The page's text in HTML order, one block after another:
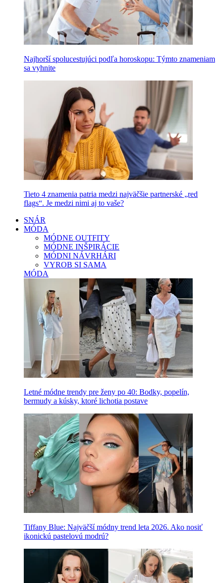
Najhorší spolucestujúci podľa horoskopu: Týmto znameniam
sa vyhnite
Tieto 4 znamenia patria medzi najväčšie partnerské „red
flags“. Je medzi nimi aj to vaše?
SNÁR
MÓDA
MÓDNE OUTFITY
MÓDNE INŠPIRÁCIE
MÓDNI NÁVRHÁRI
VYROB SI SAMA
MÓDA
Letné módne trendy pre ženy po 40: Bodky, popelín,
bermudy a kúsky, ktoré lichotia postave
Tiffany Blue: Najväčší módny trend leta 2026. Ako nosiť
ikonickú pastelovú modrú?